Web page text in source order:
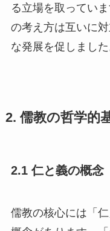
る立場を取ってい
の考え方は互いに
な発展を促しました
2. 儒教の哲学的
2.1 仁と義の概念
儒教の核心には「